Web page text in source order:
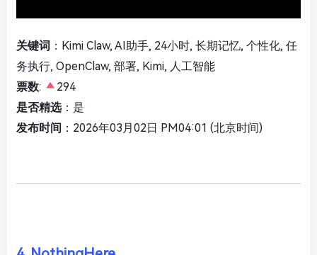
关键词 ：Kimi Claw, AI助手, 24小时, 长期记忆, 个性化, 任
务执行, OpenClaw, 部署, Kimi, 人工智能
票数:
294
是否精选：是
发布时间 ：2026年03月02日 PM04:01 (北京时间)